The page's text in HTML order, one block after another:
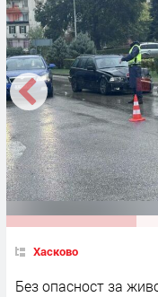
Хасково
Без опасност за